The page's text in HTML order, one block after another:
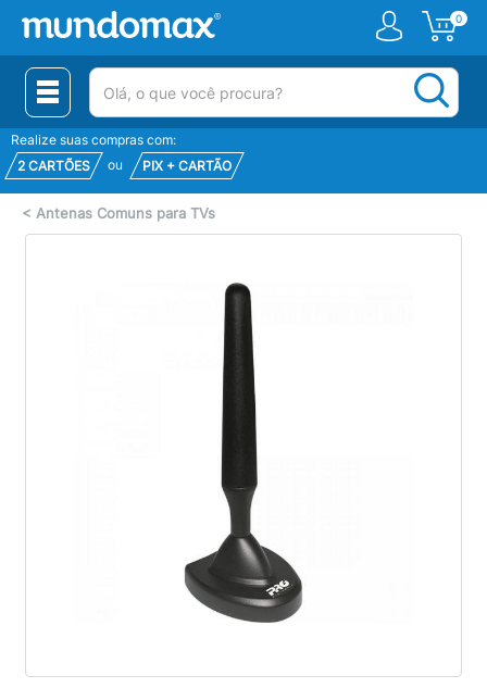
0
(pesquisar)
Realize suas compras com:
2 CARTÕES
ou PIX + CARTÃO
< Antenas Comuns para TVs